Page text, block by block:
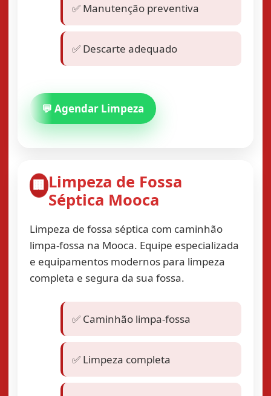
✅ Manutenção preventiva
✅ Descarte adequado
💬 Agendar Limpeza
🏢 Limpeza de Fossa
Séptica Mooca
Limpeza de fossa séptica com caminhão
limpa-fossa na Mooca. Equipe especializada
e equipamentos modernos para limpeza
completa e segura da sua fossa.
✅ Caminhão limpa-fossa
✅ Limpeza completa